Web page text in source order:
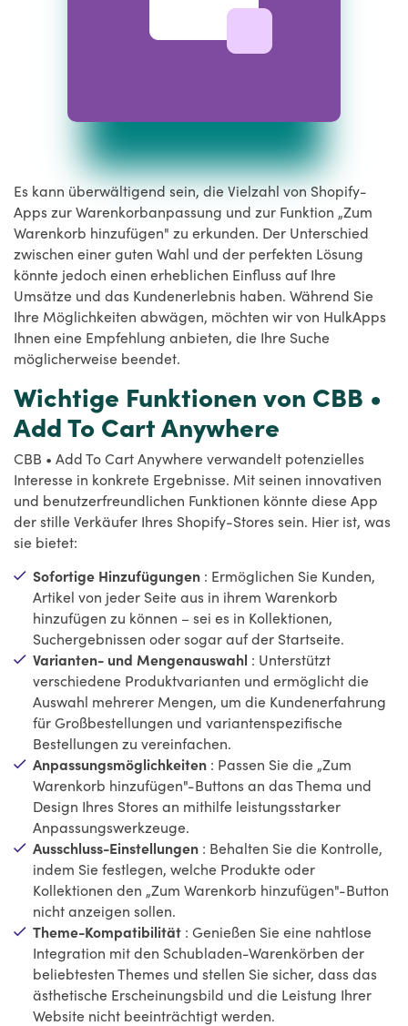
Es kann überwältigend sein, die Vielzahl von Shopify-
Apps zur Warenkorbanpassung und zur Funktion „Zum
Warenkorb hinzufügen" zu erkunden. Der Unterschied
zwischen einer guten Wahl und der perfekten Lösung
könnte jedoch einen erheblichen Einfluss auf Ihre
Umsätze und das Kundenerlebnis haben. Während Sie
Ihre Möglichkeiten abwägen, möchten wir von HulkApps
Ihnen eine Empfehlung anbieten, die Ihre Suche
möglicherweise beendet.
Wichtige Funktionen von CBB •
Add To Cart Anywhere
CBB • Add To Cart Anywhere verwandelt potenzielles
Interesse in konkrete Ergebnisse. Mit seinen innovativen
und benutzerfreundlichen Funktionen könnte diese App
der stille Verkäufer Ihres Shopify-Stores sein. Hier ist, was
sie bietet:
Sofortige Hinzufügungen : Ermöglichen Sie Kunden,
Artikel von jeder Seite aus in ihrem Warenkorb
hinzufügen zu können – sei es in Kollektionen,
Suchergebnissen oder sogar auf der Startseite.
Varianten- und Mengenauswahl : Unterstützt
verschiedene Produktvarianten und ermöglicht die
Auswahl mehrerer Mengen, um die Kundenerfahrung
für Großbestellungen und variantenspezifische
Bestellungen zu vereinfachen.
Anpassungsmöglichkeiten : Passen Sie die „Zum
Warenkorb hinzufügen"-Buttons an das Thema und
Design Ihres Stores an mithilfe leistungsstarker
Anpassungswerkzeuge.
Ausschluss-Einstellungen : Behalten Sie die Kontrolle,
indem Sie festlegen, welche Produkte oder
Kollektionen den „Zum Warenkorb hinzufügen"-Button
nicht anzeigen sollen.
Theme-Kompatibilität : Genießen Sie eine nahtlose
Integration mit den Schubladen-Warenkörben der
beliebtesten Themes und stellen Sie sicher, dass das
ästhetische Erscheinungsbild und die Leistung Ihrer
Website nicht beeinträchtigt werden.